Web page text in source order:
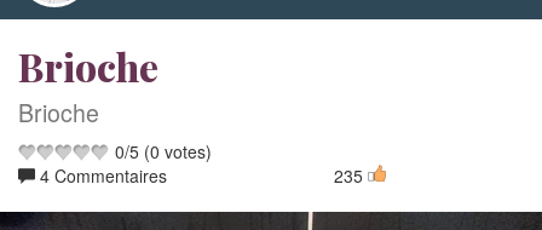
Brioche
Brioche
0/5 (0 votes)
4 Commentaires
235